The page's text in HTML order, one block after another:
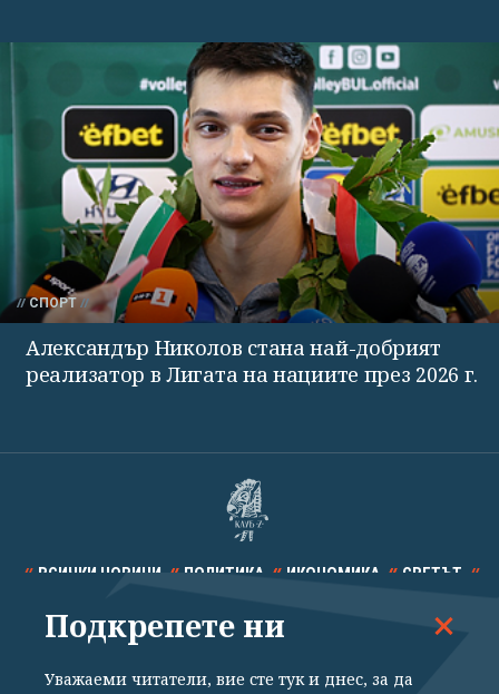
СПОРТ
Александър Николов стана най-добрият
реализатор в Лигата на нациите през 2026 г.
ВСИЧКИ НОВИНИ ПОЛИТИКА ИКОНОМИКА СВЕТЪТ
СПОРТ КУЛТУРА ТЕХНОЛОГИИ КАЛЕЙДОСКОП
Подкрепете ни
Уважаеми читатели, вие сте тук и днес, за да